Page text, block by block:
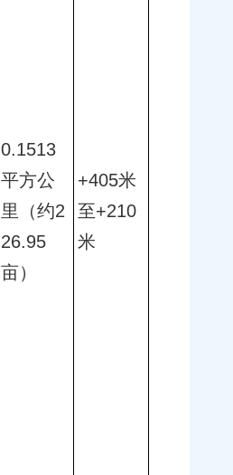
0.1513
平方公
里（约2
26.95
亩）
+405米
至+210
米